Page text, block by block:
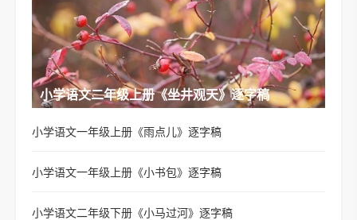
小学语文二年级上册《坐井观天》逐字稿
小学语文一年级上册《雨点儿》逐字稿
小学语文一年级上册《小书包》逐字稿
小学语文二年级下册《小马过河》逐字稿